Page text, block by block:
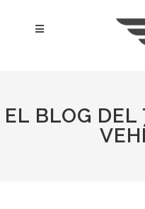
contenidoMenú
EL BLOG DEL